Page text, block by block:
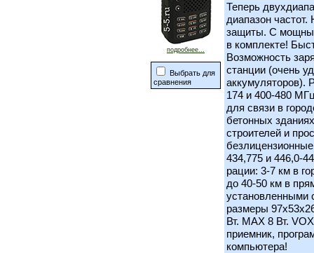
подробнее...
Выбрать для
сравнения
Теперь
диапазон
защиты. С
в комплекте!
Возможность
станции (очень
аккумуляторов).
174 и 400-480
для связи в
бетонных
строителей и
434,775 и 446,0-
рации: 3-7 км в
до 40-50 км в
установленными
размеры
Вт. MAX 8 Вт.
приемник,
компьютера!